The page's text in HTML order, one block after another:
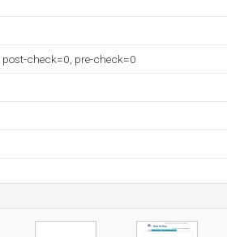
check=0, pre-check=0